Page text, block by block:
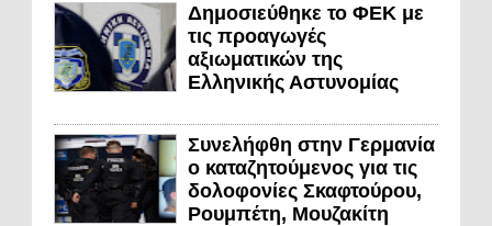
Δημοσιεύθηκε το ΦΕΚ με
τις προαγωγές
αξιωματικών της
Ελληνικής Αστυνομίας
Συνελήφθη στην Γερμανία
ο καταζητούμενος για τις
δολοφονίες Σκαφτούρου,
Ρουμπέτη, Μουζακίτη